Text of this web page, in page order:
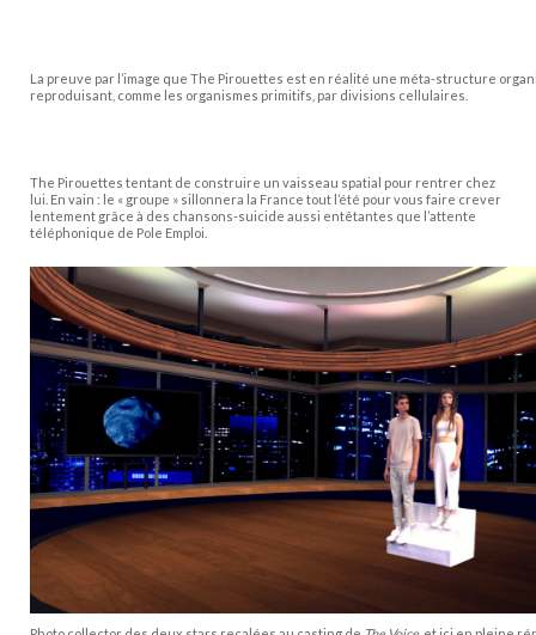
La preuve par l’image que The Pirouettes est en réalité une méta-structure
reproduisant, comme les organismes primitifs, par divisions cellulaires.
The Pirouettes tentant de construire un vaisseau spatial pour rentrer chez
lui. En vain : le « groupe » sillonnera la France tout l’été pour vous faire crever
lentement grâce à des chansons-suicide aussi entêtantes que l’attente
téléphonique de Pole Emploi.